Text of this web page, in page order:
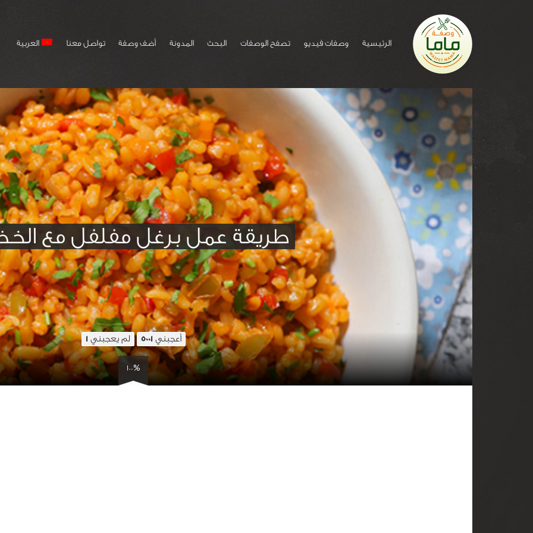
الرئيسية وصفات فيديو تصفح الوصفات البحث المدونة أضف وصفة تواصل معنا العربية
طريقة عمل برغل مفلفل مع
أعجبني 5001 لم يعجبني 1
100%